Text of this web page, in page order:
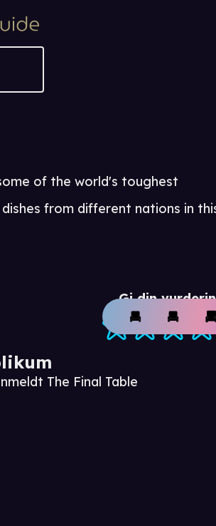
Gi din
The Final Table
of the world's toughest
from different nations in